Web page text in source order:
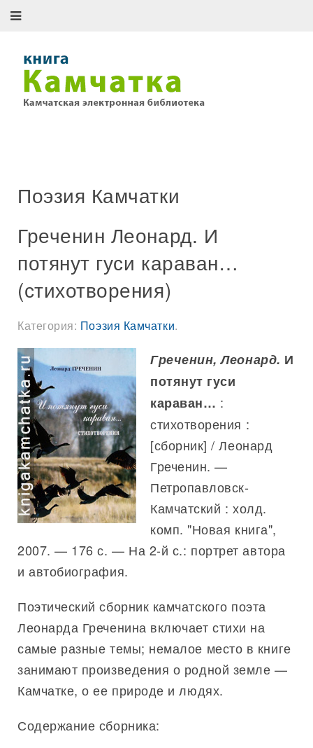
Поэзия Камчатки
Греченин Леонард. И
потянут гуси караван…
(стихотворения)
Категория: Поэзия Камчатки.
Греченин, Леонард. И
потянут гуси
караван… :
стихотворения :
[сборник] / Леонард
Греченин. —
Петропавловск-
Камчатский : холд.
комп. "Новая книга",
2007. — 176 с. — На 2-й с.: портрет автора
и автобиография.
Поэтический сборник камчатского поэта
Леонарда Греченина включает стихи на
самые разные темы; немалое место в книге
занимают произведения о родной земле —
Камчатке, о ее природе и людях.
Содержание сборника: